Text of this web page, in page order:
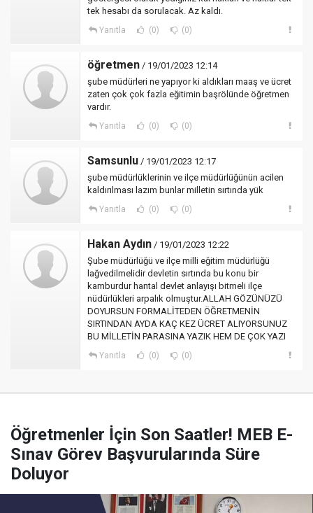
tek hesabı da sorulacak. Az kaldı.
Yanıtla (0) (0)
öğretmen / 19/01/2023 12:14
şube müdürleri ne yapıyor ki aldıkları maaş ve ücret
zaten çok çok fazla eğitimin başrölünde öğretmen
vardır.
Yanıtla (0) (0)
Samsunlu / 19/01/2023 12:17
şube müdürlüklerinin ve ilçe müdürlüğünün acilen
kaldırılması lazım bunlar milletin sırtında yük
Yanıtla (0) (0)
Hakan Aydın / 19/01/2023 12:22
Şube müdürlüğü ve ilçe milli eğitim müdürlüğü
lağvedilmelidir devletin sırtında bu konu bir
kamburdur hantal devlet anlayışı bitmeli ilçe
nüdürlükleri arpalık olmuştur.ALLAH GÖZÜNÜZÜ
DOYURSUN FORMALİTEDEN ÖĞRETMENİN
SIRTINDAN AYDA KAÇ KEZ ÜCRET ALIYORSUNUZ
BU MİLLETİN PARASINA YAZIK HEM DE ÇOK YAZI
Yanıtla (0) (0)
Öğretmenler İçin Son Saatler! MEB E-
Sınav Görev Başvurularında Süre
Doluyor